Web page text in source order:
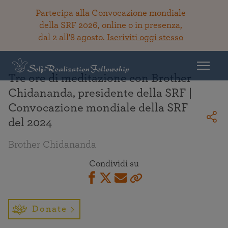
Partecipa alla Convocazione mondiale
della SRF 2026, online o in presenza,
dal 2 all'8 agosto. Iscriviti oggi stesso
Tre ore di meditazione con Brother
Chidananda, presidente della SRF |
Convocazione mondiale della SRF
del 2024
Brother Chidananda
Condividi su
Donate